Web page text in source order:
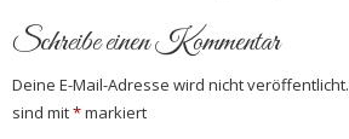
Schreibe einen Kommentar
Deine E-Mail-Adresse wird nicht veröffentlicht.
sind mit*markiert